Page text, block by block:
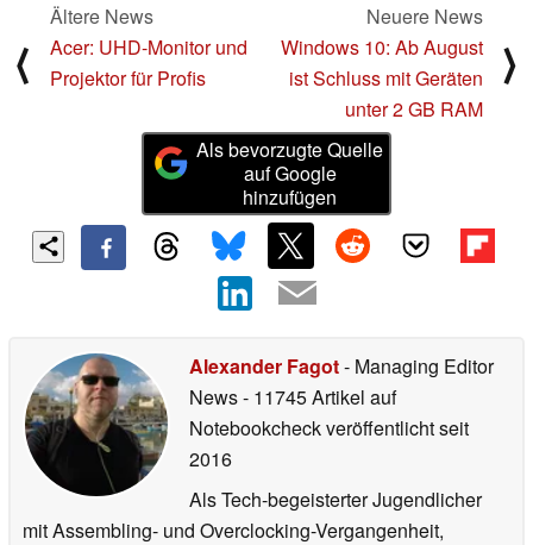
⟨
Ältere News
Acer: UHD-Monitor und
Projektor für Profis
Neuere News
Windows 10: Ab August
ist Schluss mit Geräten
unter 2 GB RAM
⟩
Als bevorzugte Quelle
auf Google
hinzufügen
Alexander Fagot- Managing Editor
News- 11745 Artikel auf
Notebookcheck veröffentlichtseit
2016
Als Tech-begeisterter Jugendlicher
mit Assembling- und Overclocking-Vergangenheit,